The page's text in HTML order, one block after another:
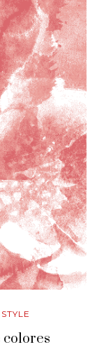
colores